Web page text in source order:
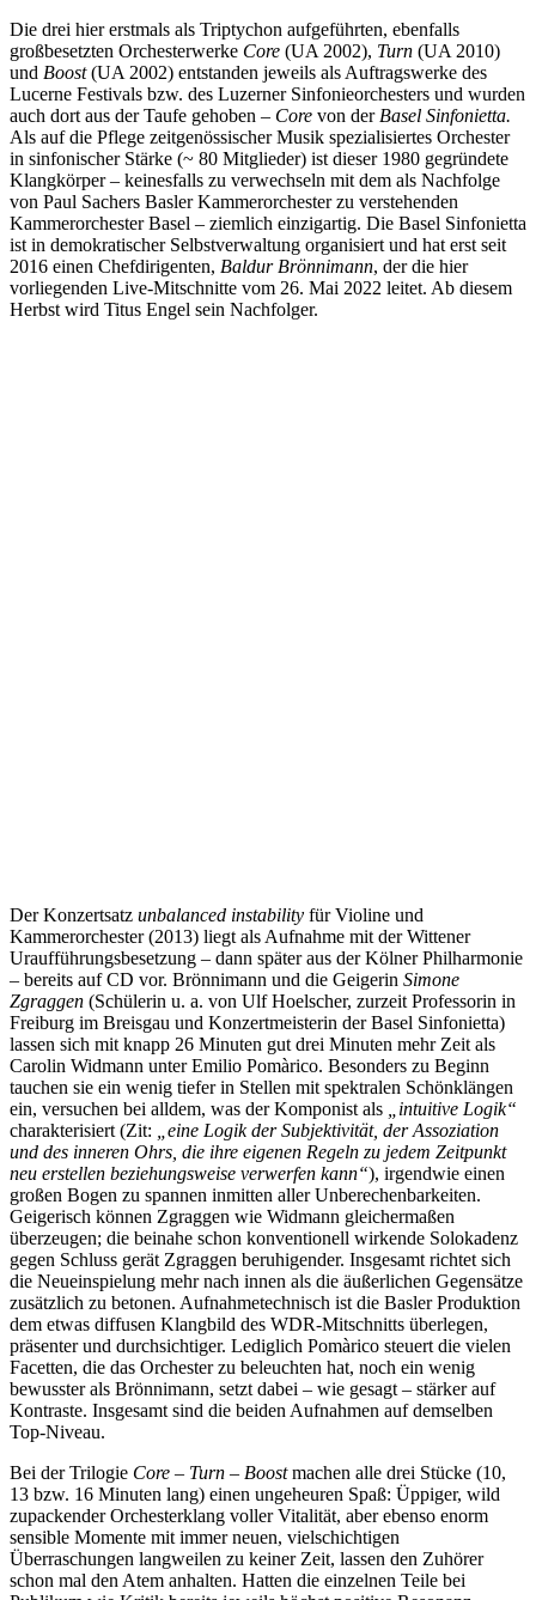
Die drei hier erstmals als Triptychon aufgeführten, ebenfalls
großbesetzten Orchesterwerke Core (UA 2002), Turn (UA 2010)
und Boost(UA 2002) entstanden jeweils als Auftragswerke des
Lucerne Festivals bzw. des Luzerner Sinfonieorchesters und wurden
auch dort aus der Taufe gehoben – Core von der Basel Sinfonietta.
Als auf die Pflege zeitgenössischer Musik spezialisiertes Orchester
in sinfonischer Stärke (~ 80 Mitglieder) ist dieser 1980 gegründete
Klangkörper – keinesfalls zu verwechseln mit dem als Nachfolge
von Paul Sachers Basler Kammerorchester zu verstehenden
Kammerorchester Basel – ziemlich einzigartig. Die Basel Sinfonietta
ist in demokratischer Selbstverwaltung organisiert und hat erst seit
2016 einen Chefdirigenten, Baldur Brönnimann, der die hier
vorliegenden Live-Mitschnitte vom 26. Mai 2022 leitet. Ab diesem
Herbst wird Titus Engel sein Nachfolger.
Der Konzertsatz unbalanced instability für Violine und
Kammerorchester (2013) liegt als Aufnahme mit der Wittener
Uraufführungsbesetzung – dann später aus der Kölner Philharmonie
– bereits auf CD vor. Brönnimann und die Geigerin Simone
Zgraggen (Schülerin u. a. von Ulf Hoelscher, zurzeit Professorin in
Freiburg im Breisgau und Konzertmeisterin der Basel Sinfonietta)
lassen sich mit knapp 26 Minuten gut drei Minuten mehr Zeit als
Carolin Widmann unter Emilio Pomàrico. Besonders zu Beginn
tauchen sie ein wenig tiefer in Stellen mit spektralen Schönklängen
ein, versuchen bei alldem, was der Komponist als
„intuitive Logik“
charakterisiert (Zit:
„eine Logik der Subjektivität, der Assoziation
und des inneren Ohrs, die ihre eigenen Regeln zu jedem Zeitpunkt
neu erstellen beziehungsweise verwerfen kann“), irgendwie einen
großen Bogen zu spannen inmitten aller Unberechenbarkeiten.
Geigerisch können Zgraggen wie Widmann gleichermaßen
überzeugen; die beinahe schon konventionell wirkende Solokadenz
gegen Schluss gerät Zgraggen beruhigender. Insgesamt richtet sich
die Neueinspielung mehr nach innen als die äußerlichen Gegensätze
zusätzlich zu betonen. Aufnahmetechnisch ist die Basler Produktion
dem etwas diffusen Klangbild des WDR-Mitschnitts überlegen,
präsenter und durchsichtiger. Lediglich Pomàrico steuert die vielen
Facetten, die das Orchester zu beleuchten hat, noch ein wenig
bewusster als Brönnimann, setzt dabei – wie gesagt – stärker auf
Kontraste. Insgesamt sind die beiden Aufnahmen auf demselben
Top-Niveau.
Bei der Trilogie Core – Turn – Boostmachen alle drei Stücke (10,
13 bzw. 16 Minuten lang) einen ungeheuren Spaß: Üppiger, wild
zupackender Orchesterklang voller Vitalität, aber ebenso enorm
sensible Momente mit immer neuen, vielschichtigen
Überraschungen langweilen zu keiner Zeit, lassen den Zuhörer
schon mal den Atem anhalten. Hatten die einzelnen Teile bei